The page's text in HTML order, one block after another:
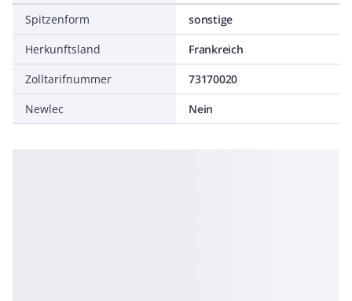
Spitzenform
sonstige
Herkunftsland
Frankreich
Zolltarifnummer
73170020
Newlec
Nein